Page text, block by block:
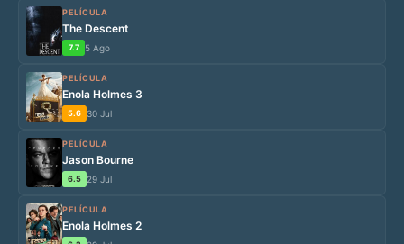
PELÍCULA
The Descent
7.7 5 Ago
PELÍCULA
Enola Holmes 3
5.6 30 Jul
PELÍCULA
Jason Bourne
6.5 29 Jul
PELÍCULA
Enola Holmes 2